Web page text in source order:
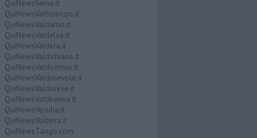
QuiNewsSiena.it
QuiNewsValbisenzio.it
QuiNewsValdarno.it
QuiNewsValdelsa.it
QuiNewsValdera.it
QuiNewsValdichiana.it
QuiNewsValdicornia.it
QuiNewsValdinievole.it
QuiNewsValdisieve.it
QuiNewsValtiberina.it
QuiNewsVersilia.it
QuiNewsVolterra.it
QuiNewsTango.com